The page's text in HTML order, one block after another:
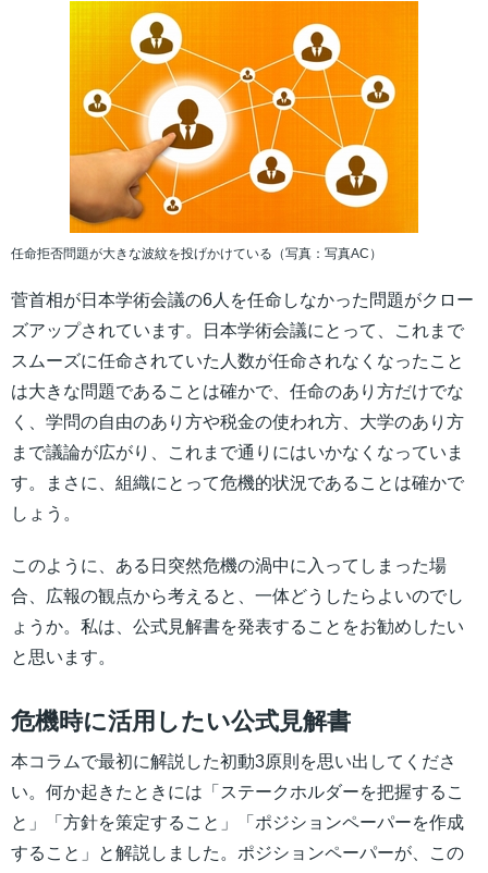
任命拒否問題が大きな波紋を投げかけている（写真：写真AC）
菅首相が日本学術会議の6人を任命しなかった問題がクロー
ズアップされています。日本学術会議にとって、これまで
スムーズに任命されていた人数が任命されなくなったこと
は大きな問題であることは確かで、任命のあり方だけでな
く、学問の自由のあり方や税金の使われ方、大学のあり方
まで議論が広がり、これまで通りにはいかなくなっていま
す。まさに、組織にとって危機的状況であることは確かで
しょう。
このように、ある日突然危機の渦中に入ってしまった場
合、広報の観点から考えると、一体どうしたらよいのでし
ょうか。私は、公式見解書を発表することをお勧めしたい
と思います。
危機時に活用したい公式見解書
本コラムで最初に解説した初動3原則を思い出してくださ
い。何か起きたときには「ステークホルダーを把握するこ
と」「方針を策定すること」「ポジションペーパーを作成
すること」と解説しました。ポジションペーパーが、この